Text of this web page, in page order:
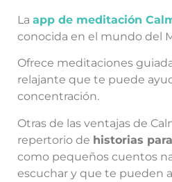
La app de meditación
conocida en el mundo del
Ofrece meditaciones
relajante que te puede
concentración.
Otras de las ventajas de
repertorio de historias
como pequeños cuentos
escuchar y que te pueden